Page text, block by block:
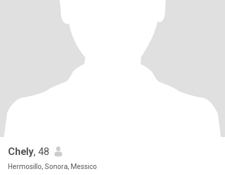
Chely, 48
Hermosillo, Sonora, Messico